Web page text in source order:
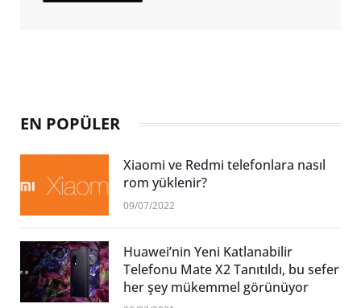
EN POPÜLER
Xiaomi ve Redmi telefonlara nasıl
rom yüklenir?
09/07/2022
Huawei’nin Yeni Katlanabilir
Telefonu Mate X2 Tanıtıldı, bu sefer
her şey mükemmel görünüyor